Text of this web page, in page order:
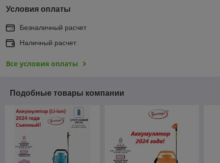
Условия оплаты
Безналичный расчет
Наличный расчет
Все условия оплаты
Подобные товары компании